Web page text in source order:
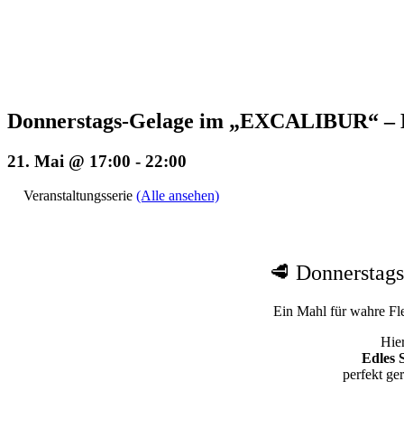
Donnerstags-Gelage im „EXCALIBUR“ –
21. Mai @ 17:00 - 22:00
Veranstaltungsserie (Alle ansehen)
🥩
Ein Mahl für wahre
Edles
perfekt